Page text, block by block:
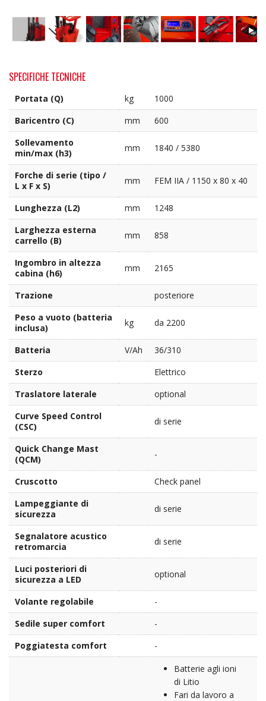
SPECIFICHE TECNICHE
Portata (Q) kg
1000
Baricentro (C)
mm
600
Sollevamento
min/max (h3)
mm 1840 / 5380
Forche di serie (tipo /
L x F x S)
mm FEM IIA / 1150 x 80 x 40
Lunghezza (L2) mm
1248
Larghezza esterna
carrello (B)
mm 858
Ingombro in altezza
cabina (h6)
mm 2165
Trazione
posteriore
Peso a vuoto (batteria
inclusa)
kg da 2200
Batteria V/Ah
36/310
Sterzo
Elettrico
Traslatore laterale
optional
Curve Speed Control
(CSC)
di serie
Quick Change Mast
(QCM)
-
Cruscotto
Check panel
Lampeggiante di
sicurezza
di serie
Segnalatore acustico
retromarcia
di serie
Luci posteriori di
sicurezza a LED
optional
Volante regolabile
-
Sedile super comfort
-
Poggiatesta comfort
-
Batterie agli ioni
di Litio
Fari da lavoro a